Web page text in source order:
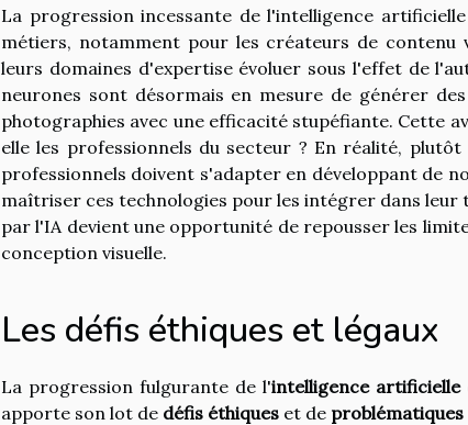
La progression incessante de l'intelligence
métiers, notamment pour les créateurs de contenu
leurs domaines d'expertise évoluer sous l'effet de
neurones sont désormais en mesure de générer
photographies avec une efficacité stupéfiante. Cette
elle les professionnels du secteur ? En réalité,
professionnels doivent s'adapter en développant de
maîtriser ces technologies pour les intégrer dans
par l'IA devient une opportunité de repousser les
conception visuelle.
Les défis éthiques et légaux
La progression fulgurante de l'intelligence artificielle
apporte son lot de défis éthiques et de problématiques